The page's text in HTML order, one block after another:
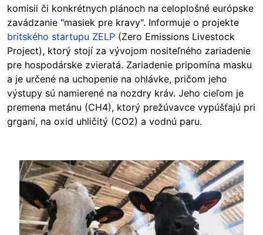
komisii či konkrétnych plánoch na celoplošné európske
zavádzanie "masiek pre kravy". Informuje o projekte
britského startupu ZELP (Zero Emissions Livestock
Project), ktorý stojí za vývojom nositeľného zariadenie
pre hospodárske zvieratá. Zariadenie pripomína masku
a je určené na uchopenie na ohlávke, pričom jeho
výstupy sú namierené na nozdry kráv. Jeho cieľom je
premena metánu (CH4), ktorý prežúvavce vypúšťajú pri
grganí, na oxid uhličitý (CO2) a vodnú paru.
Image